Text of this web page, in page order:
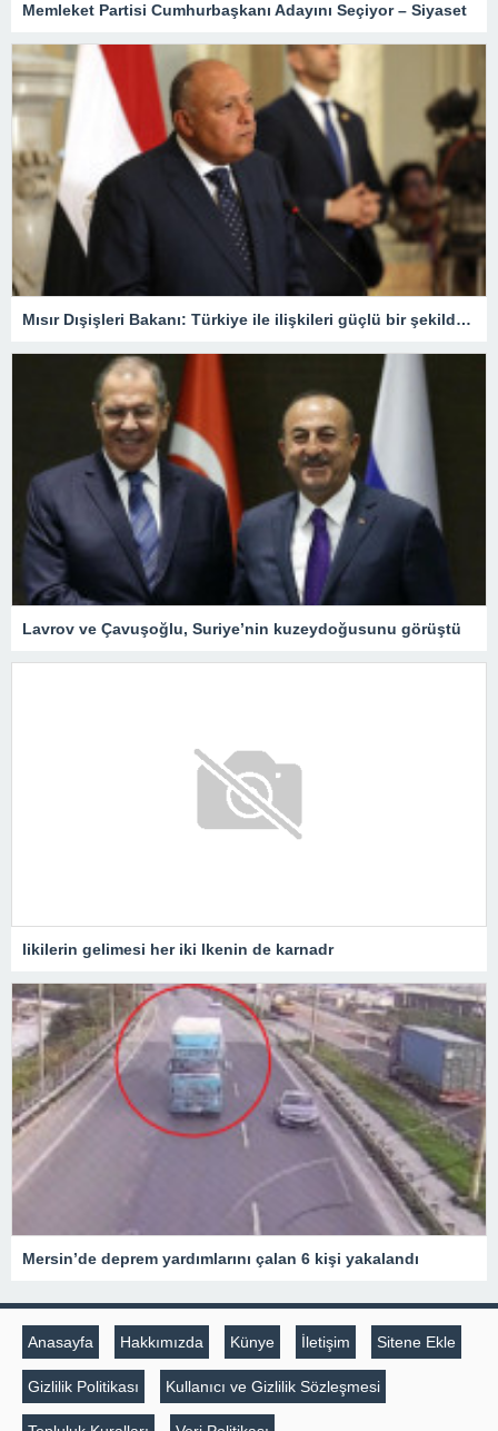
Memleket Partisi Cumhurbaşkanı Adayını Seçiyor – Siyaset
Mısır Dışişleri Bakanı: Türkiye ile ilişkileri güçlü bir şekilde yeniden kuracağımızdan eminiz
Lavrov ve Çavuşoğlu, Suriye’nin kuzeydoğusunu görüştü
likilerin gelimesi her iki lkenin de karnadr
Mersin’de deprem yardımlarını çalan 6 kişi yakalandı
Anasayfa Hakkımızda Künye İletişim Sitene Ekle
Gizlilik Politikası Kullanıcı ve Gizlilik Sözleşmesi